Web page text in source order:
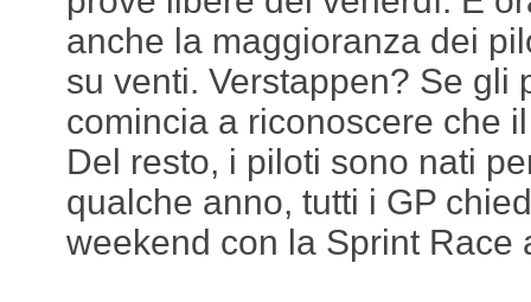
anche la maggioranza dei
su venti. Verstappen? Se gli
comincia a riconoscere che
Del resto, i piloti sono nati
qualche anno, tutti i GP
weekend con la Sprint Race